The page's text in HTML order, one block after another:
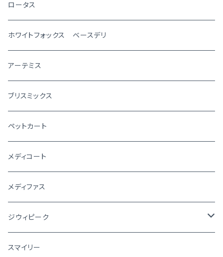
ロータス
ホワイトフォックス ベースデリ
アーテミス
ブリスミックス
ペットカート
メディコート
メディファス
ジウィピーク
犬
スマイリー